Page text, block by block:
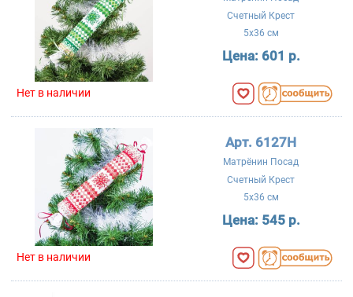
Счетный Крест
5x36 см
Цена: 601 р.
Нет в наличии
Арт. 6127Н
Матрёнин Посад
Счетный Крест
5x36 см
Цена: 545 р.
Нет в наличии